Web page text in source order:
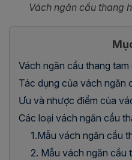
Vách ngăn cầu thang
Vách ngăn cầu thang tam
Tác dụng của vách ngăn
Ưu và nhược điểm của
Các loại vách ngăn cầu
1.Mẫu vách ngăn cầu
2. Mẫu vách ngăn cầu